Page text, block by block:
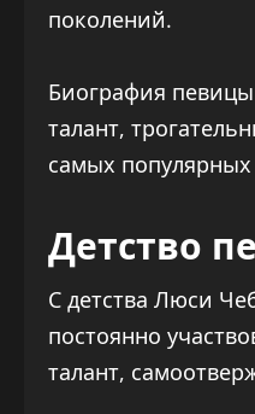
поколений.
Биография
талант,
самых
Детство
С детства Люси
постоянно
талант,